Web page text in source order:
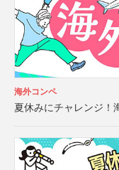
海外コンペ
夏休みにチャレンジ！